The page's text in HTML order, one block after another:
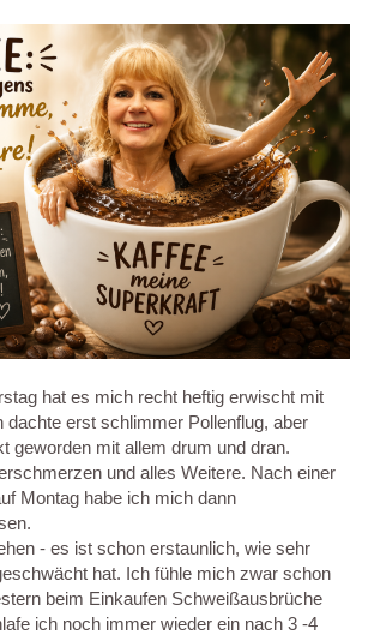
hat es mich recht heftig erwischt mit
dachte erst schlimmer Pollenflug, aber
geworden mit allem drum und dran.
und alles Weitere. Nach einer
Montag habe ich mich dann
- es ist schon erstaunlich, wie sehr
hat. Ich fühle mich zwar schon
beim Einkaufen Schweißausbrüche
ich noch immer wieder ein nach 3 -4